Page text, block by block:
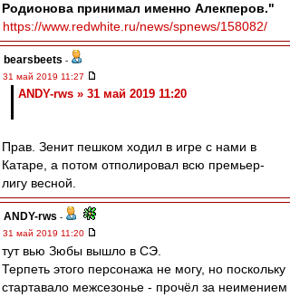
Родионова принимал именно Алекперов."
https://www.redwhite.ru/news/spnews/158082/
bearsbeets -
31 май 2019 11:27
ANDY-rws » 31 май 2019 11:20
Прав. Зенит пешком ходил в игре с нами в
Катаре, а потом отполировал всю премьер-
лигу весной.
ANDY-rws -
31 май 2019 11:20
тут вью Зюбы вышло в СЭ.
Терпеть этого персонажа не могу, но поскольку
стартавало межсезонье - прочёл за неимением